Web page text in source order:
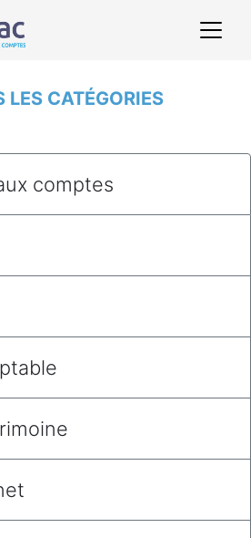
LES CATÉGORIES
comptes